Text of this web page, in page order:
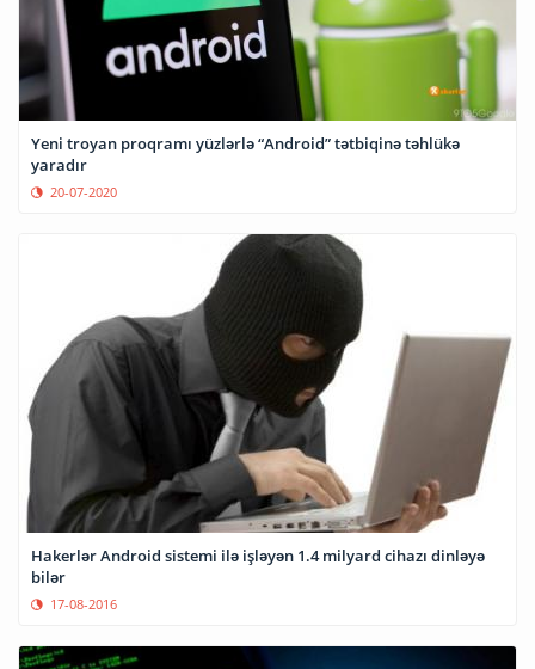
Yeni troyan proqramı yüzlərlə “Android” tətbiqinə təhlükə
yaradır
20-07-2020
Hakerlər Android sistemi ilə işləyən 1.4 milyard cihazı dinləyə
bilər
17-08-2016